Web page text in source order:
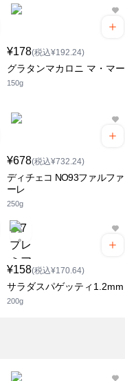
¥178(税込¥192.24)
グラタンマカロニ マ・マー
150g
¥678(税込¥732.24)
ディチェコ NO93ファルファ
ーレ
250g
¥158(税込¥170.64)
サラダスパゲッティ1.2mm
200g